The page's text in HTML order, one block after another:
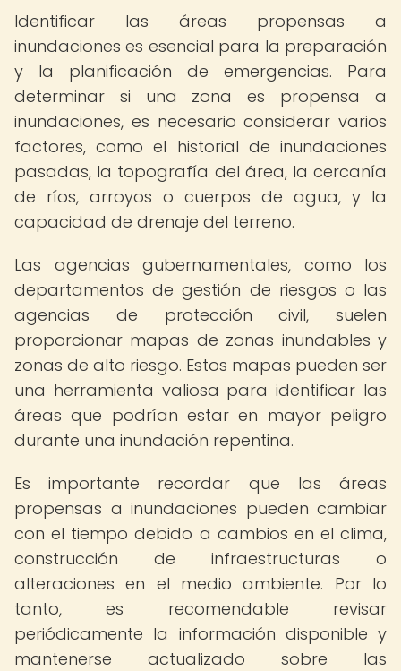
Identificar las áreas propensas a
inundaciones es esencial para la preparación
y la planificación de emergencias. Para
determinar si una zona es propensa a
inundaciones, es necesario considerar varios
factores, como el historial de inundaciones
pasadas, la topografía del área, la cercanía
de ríos, arroyos o cuerpos de agua, y la
capacidad de drenaje del terreno.
Las agencias gubernamentales, como los
departamentos de gestión de riesgos o las
agencias de protección civil, suelen
proporcionar mapas de zonas inundables y
zonas de alto riesgo. Estos mapas pueden ser
una herramienta valiosa para identificar las
áreas que podrían estar en mayor peligro
durante una inundación repentina.
Es importante recordar que las áreas
propensas a inundaciones pueden cambiar
con el tiempo debido a cambios en el clima,
construcción de infraestructuras o
alteraciones en el medio ambiente. Por lo
tanto, es recomendable revisar
periódicamente la información disponible y
mantenerse actualizado sobre las